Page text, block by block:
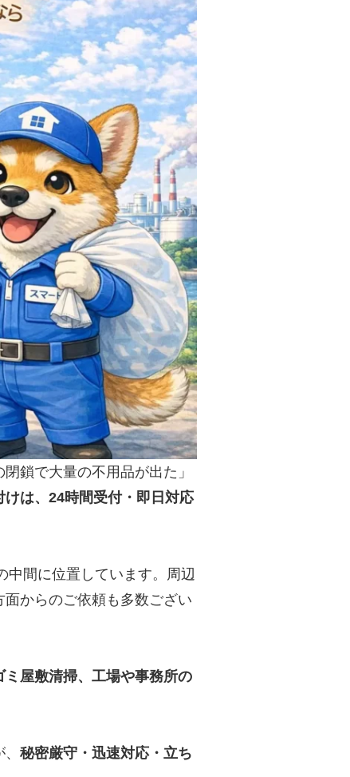
鎖で大量の不用品が出た」
は、24時間受付・即日対応
中間に位置しています。周辺
からのご依頼も多数ござい
屋敷清掃、工場や事務所の
秘密厳守・迅速対応・立ち